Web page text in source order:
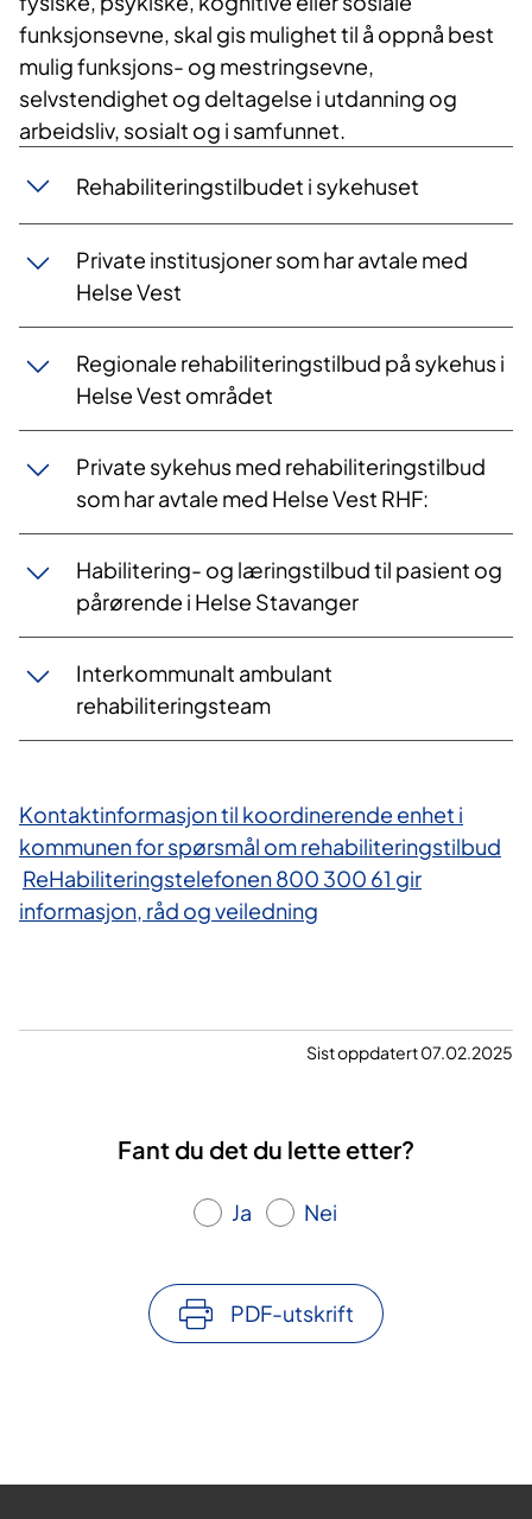
funksjonsevne, skal gis mulighet til å oppnå best
mulig funksjons- og mestringsevne,
selvstendighet og deltagelse i utdanning og
arbeidsliv, sosialt og i samfunnet.
Rehabiliteringstilbudet i sykehuset
Private institusjoner som har avtale med
Helse Vest
Regionale rehabiliteringstilbud på sykehus i
Helse Vest området
Private sykehus med rehabiliteringstilbud
som har avtale med Helse Vest RHF:
Habilitering- og læringstilbud til pasient og
pårørende i Helse Stavanger
Interkommunalt ambulant
rehabiliteringsteam
Kontaktinformasjon til koordinerende enhet i
kommunen for spørsmål om rehabiliteringstilbud
ReHabiliteringstelefonen 800 300 61 gir
informasjon, råd og veiledning
Sist oppdatert 07.02.2025
Fant du det du lette etter?
Ja Nei
PDF-utskrift